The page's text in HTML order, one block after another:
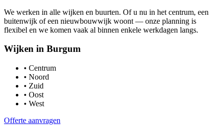
We werken in alle wijken en buurten. Of u nu in het centrum, een
buitenwijk of een nieuwbouwwijk woont — onze planning is
flexibel en we komen vaak al binnen enkele werkdagen langs.
Wijken in Burgum
• Centrum
• Noord
• Zuid
• Oost
• West
Offerte aanvragen